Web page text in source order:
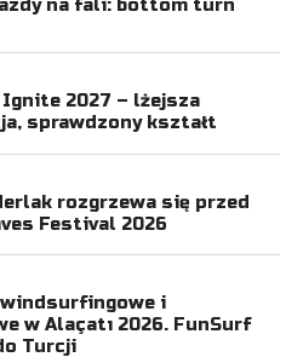
na fali: bottom turn
2027 – lżejsza
sprawdzony kształt
rozgrzewa się przed
Festival 2026
i
w Alaçatı 2026. FunSurf
Turcji